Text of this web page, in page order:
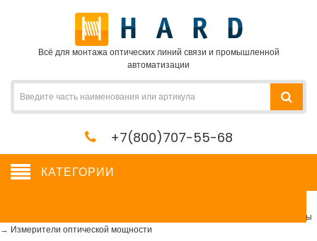
Всё для монтажа оптических линий связи и промышленной
автоматизации
+7(800)707-55-68
КАТЕГОРИИ
Измерительные приборы
→ Измерители оптической мощности